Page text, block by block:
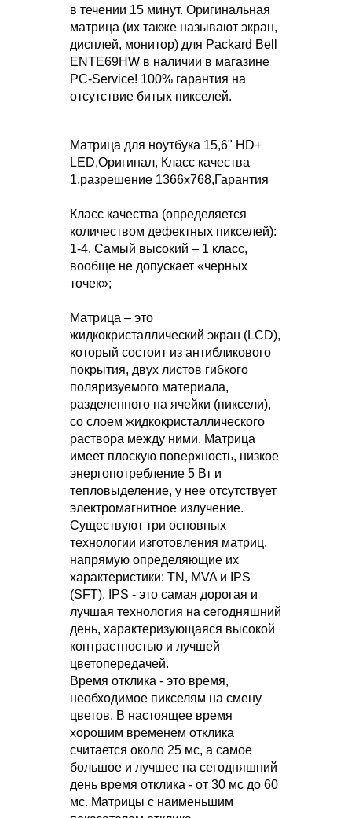
в течении 15 минут. Оригинальная
матрица (их также называют экран,
дисплей, монитор) для Packard Bell
ENTE69HW в наличии в магазине
PC-Service! 100% гарантия на
отсутствие битых пикселей.
Матрица для ноутбука 15,6" HD+
LED,Оригинал, Класс качества
1,разрешение 1366x768,Гарантия
Класс качества (определяется
количеством дефектных пикселей):
1-4. Самый высокий – 1 класс,
вообще не допускает «черных
точек»;
Матрица – это
жидкокристаллический экран (LCD),
который состоит из антибликового
покрытия, двух листов гибкого
поляризуемого материала,
разделенного на ячейки (пиксели),
со слоем жидкокристаллического
раствора между ними. Матрица
имеет плоскую поверхность, низкое
энергопотребление 5 Вт и
тепловыделение, у нее отсутствует
электромагнитное излучение.
Существуют три основных
технологии изготовления матриц,
напрямую определяющие их
характеристики: TN, MVA и IPS
(SFT). IPS - это самая дорогая и
лучшая технология на сегодняшний
день, характеризующаяся высокой
контрастностью и лучшей
цветопередачей.
Время отклика - это время,
необходимое пикселям на смену
цветов. В настоящее время
хорошим временем отклика
считается около 25 мс, а самое
большое и лучшее на сегодняшний
день время отклика - от 30 мс до 60
мс. Матрицы с наименьшим